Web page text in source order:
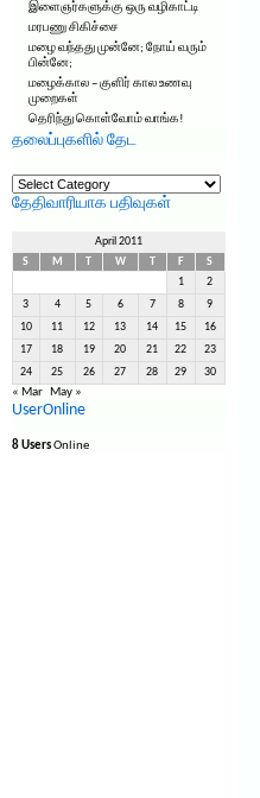
இளைஞர்களுக்கு ஒரு வழிகாட்டி
மரபணு சிகிச்சை
மழை வந்தது முன்னே; நோய் வரும்
பின்னே;
மழைக்கால – குளிர் கால உணவு
முறைகள்
தெரிந்து கொள்வோம் வாங்க!
தலைப்புகளில் தேட
தலைப்புகளில்
தேட
தேதிவாரியாக பதிவுகள்
April 2011
S
M W F
S
1
2
3 4 5 6 7 8 9
10 11 12 13 14 15 16
17 18 19 20 21 22 23
24 25 26 27 28 29 30
« Mar May »
UserOnline
8 UsersOnline